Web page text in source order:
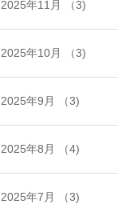
2025年11月 （3)
2025年10月 （3)
2025年9月 （3)
2025年8月 （4)
2025年7月 （3)